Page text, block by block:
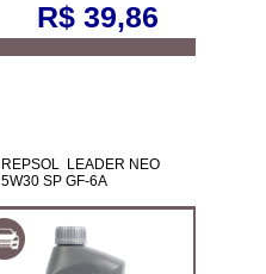
R$ 39,86
REPSOL LEADER NEO
5W30 SP GF-6A